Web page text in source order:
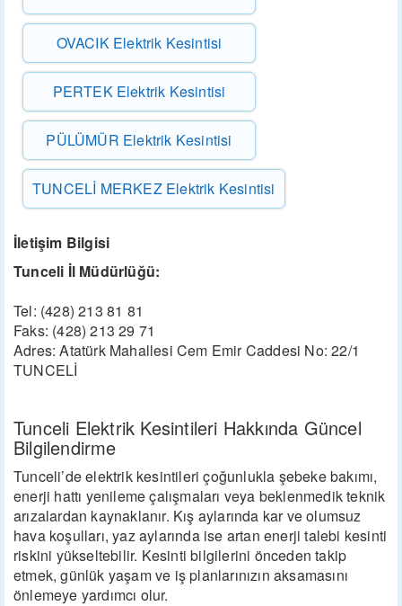
OVACIK Elektrik Kesintisi
PERTEK Elektrik Kesintisi
PÜLÜMÜR Elektrik Kesintisi
TUNCELİ MERKEZ Elektrik Kesintisi
İletişim Bilgisi
Tunceli İl Müdürlüğü:
Tel: (428) 213 81 81
Faks: (428) 213 29 71
Adres: Atatürk Mahallesi Cem Emir Caddesi No: 22/1
TUNCELİ
Tunceli Elektrik Kesintileri Hakkında Güncel
Bilgilendirme
Tunceli’de elektrik kesintileri çoğunlukla şebeke bakımı,
enerji hattı yenileme çalışmaları veya beklenmedik teknik
arızalardan kaynaklanır. Kış aylarında kar ve olumsuz
hava koşulları, yaz aylarında ise artan enerji talebi kesinti
riskini yükseltebilir. Kesinti bilgilerini önceden takip
etmek, günlük yaşam ve iş planlarınızın aksamasını
önlemeye yardımcı olur.